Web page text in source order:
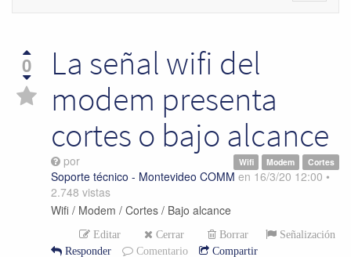
0
La señal wifi del
modem presenta
cortes o bajo alcance
Wifi Modem Cortes
por
Soporte técnico - Montevideo COMM en 16/3/20 12:00 •
2.748 vistas
Wifi / Modem / Cortes / Bajo alcance
Editar Cerrar Borrar
Señalización
Responder
Comentario Compartir